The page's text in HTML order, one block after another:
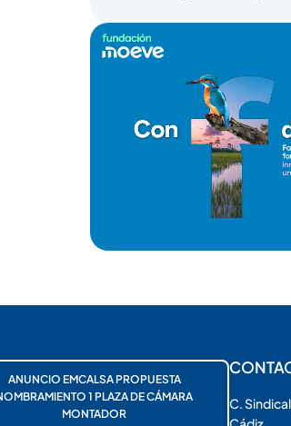
ANUNCIO EMCALSA PROPUESTA
1 PLAZA DE CÁMARA
MONTADOR
C.